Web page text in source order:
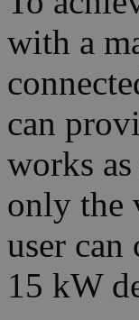
with a
can
works
only the
user
15 kW